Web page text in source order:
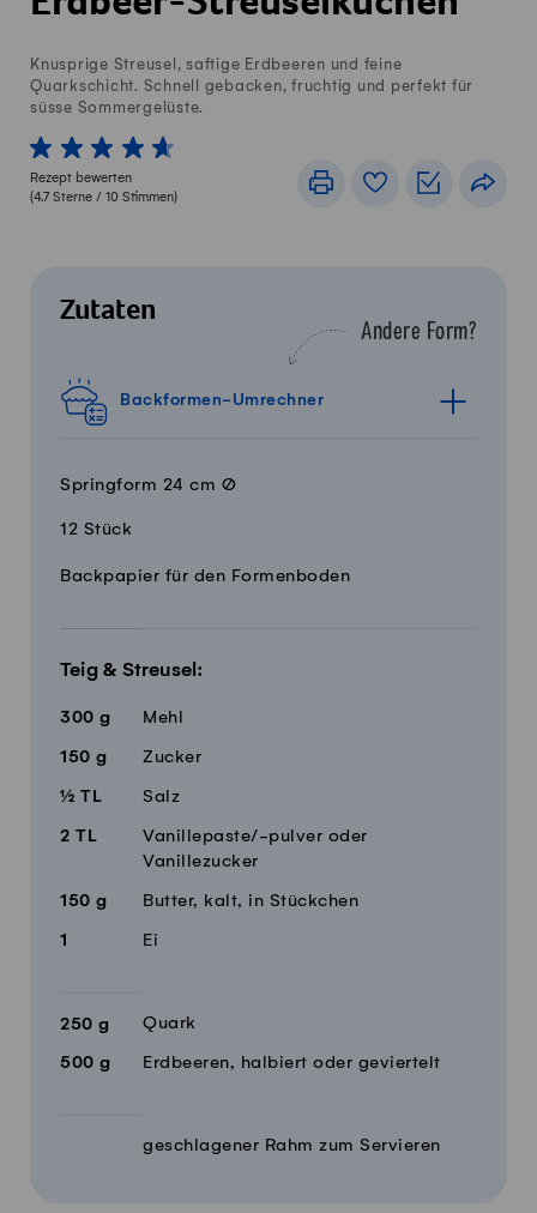
Knusprige Streusel, saftige Erdbeeren und feine
Quarkschicht. Schnell gebacken, fruchtig und perfekt für
süsse Sommergelüste.
1 von 5 Sterne
2 von 5 Sterne
3 von 5 Sterne
4 von 5 Sterne
5 von 5 Sterne
Rezept bewerten
(4.7 Sterne / 10 Stimmen)
DruckenRezeptbuch
Zutaten
Andere Form?
Backformen-Umrechner
Springform 24 cm Ø
12 Stück
MengeZutaten
Backpapier für den Formenboden
Teig & Streusel:
300 g Mehl
150 g Zucker
½ TL Salz
2 TL
Vanillepaste/-pulver oder
Vanillezucker
150 g Butter, kalt, in Stückchen
1 Ei
250 g Quark
500 g Erdbeeren, halbiert oder geviertelt
geschlagener Rahm zum Servieren